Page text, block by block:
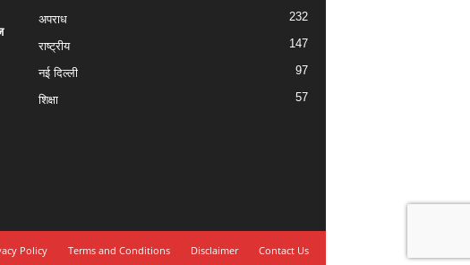
अपराध 232
राष्ट्रीय 147
नई दिल्ली 97
शिक्षा 57
Policy Terms and Conditions Disclaimer Contact Us